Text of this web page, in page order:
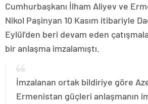
Cumhurbaşkanı İlham Aliyev ve
Nikol Paşinyan 10 Kasım itibariyle
Eylül’den beri devam eden
bir anlaşma imzalamıştı.
İmzalanan ortak bildiriye göre
Ermenistan güçleri anlaşmanın